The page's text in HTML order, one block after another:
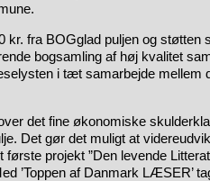
kr. fra BOGglad puljen og støtten
bogsamling af høj kvalitet
i tæt samarbejde mellem
det fine økonomiske
Det gør det muligt at
projekt ”Den levende
’Toppen af Danmark LÆSER’